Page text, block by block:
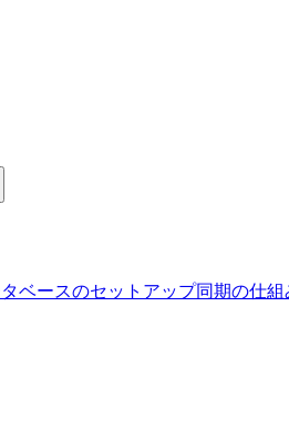
ベースのセットアップ同期の仕組